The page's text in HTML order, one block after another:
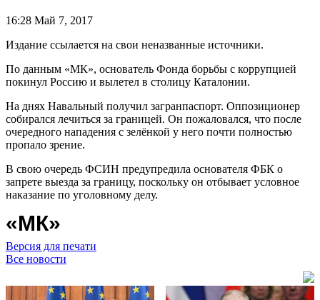
16:28 Май 7, 2017
Издание ссылается на свои неназванные источники.
По данным «МК», основатель Фонда борьбы с коррупцией
покинул Россию и вылетел в столицу Каталонии.
На днях Навальный получил загранпаспорт. Оппозиционер
собирался лечиться за границей. Он пожаловался, что после
очередного нападения с зелёнкой у него почти полностью
пропало зрение.
В свою очередь ФСИН предупредила основателя ФБК о
запрете выезда за границу, поскольку он отбывает условное
наказание по уголовному делу.
«МК»
Версия для печати
Все новости